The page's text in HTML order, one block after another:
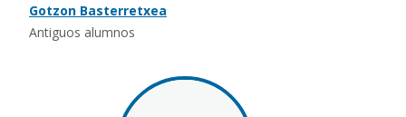
Gotzon Basterretxea
Antiguos alumnos